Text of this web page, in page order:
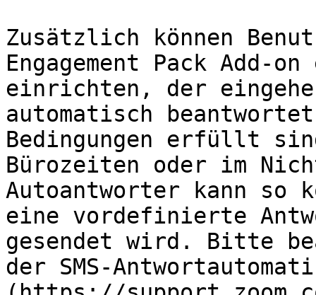
Zusätzlich können
Engagement Pack Add-
einrichten, der
automatisch
Bedingungen erfüllt
Bürozeiten oder im
Autoantworter kann so
eine vordefinierte
gesendet wird. Bitte
der SMS-